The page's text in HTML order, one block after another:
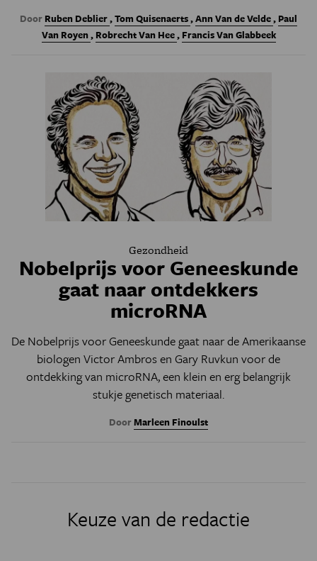
Door Ruben Deblier,Tom Quisenaerts,Ann Van de Velde, Paul
Van Royen, Robrecht Van Hee, Francis Van Glabbeek
Gezondheid
Nobelprijs voor Geneeskunde
gaat naar ontdekkers
microRNA
De Nobelprijs voor Geneeskunde gaat naar de Amerikaanse
biologen Victor Ambros en Gary Ruvkun voor de
ontdekking van microRNA, een klein en erg belangrijk
stukje genetisch materiaal.
DoorMarleen Finoulst
Keuze van de redactie